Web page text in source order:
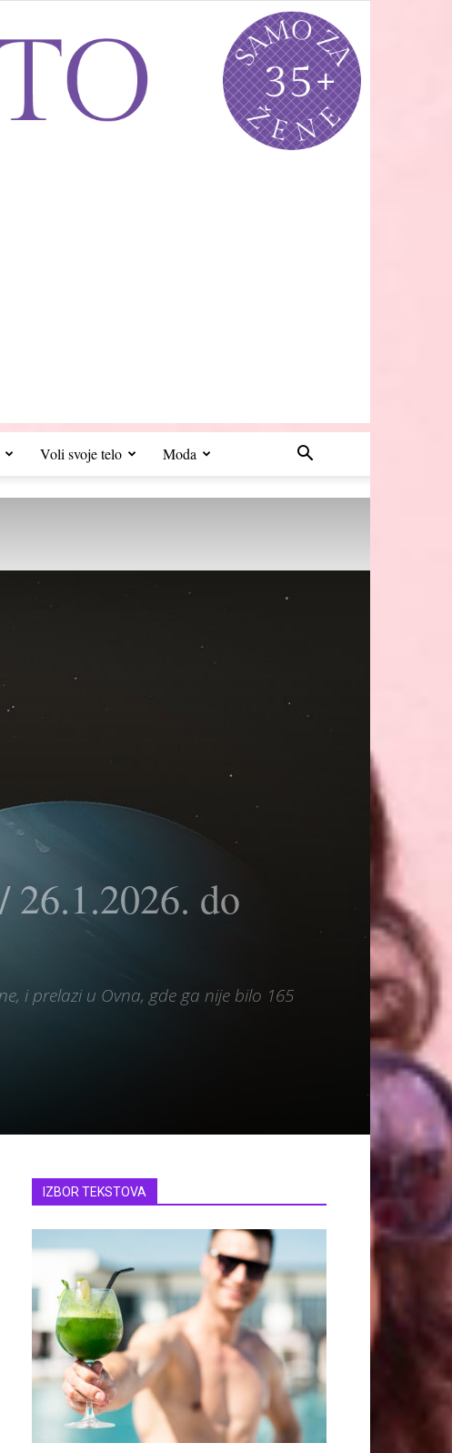
Voli svoje telo Moda
do
i prelazi u Ovna, gde ga nije bilo 165
IZBOR TEKSTOVA